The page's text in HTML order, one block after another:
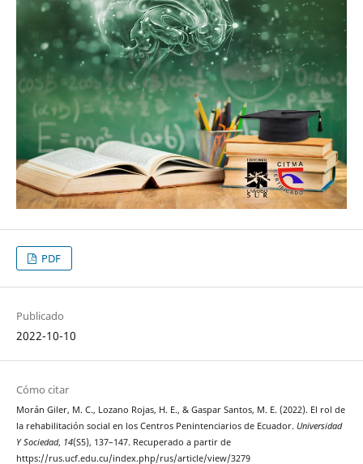
PDF
Publicado
2022-10-10
Cómo citar
Morán Giler, M. C., Lozano Rojas, H. E., & Gaspar Santos, M. E. (2022). El rol de
la rehabilitación social en los Centros Penintenciarios de Ecuador. Universidad
Y Sociedad, 14(S5), 137–147. Recuperado a partir de
https://rus.ucf.edu.cu/index.php/rus/article/view/3279